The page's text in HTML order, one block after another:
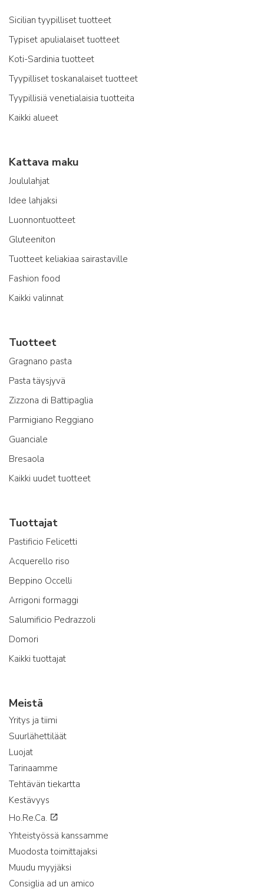
Sicilian tyypilliset tuotteet
Typiset apulialaiset tuotteet
Koti-Sardinia tuotteet
Tyypilliset toskanalaiset tuotteet
Tyypillisiä venetialaisia tuotteita
Kaikki alueet
Kattava maku
Joululahjat
Idee lahjaksi
Luonnontuotteet
Gluteeniton
Tuotteet keliakiaa sairastaville
Fashion food
Kaikki valinnat
Tuotteet
Gragnano pasta
Pasta täysjyvä
Zizzona di Battipaglia
Parmigiano Reggiano
Guanciale
Bresaola
Kaikki uudet tuotteet
Tuottajat
Pastificio Felicetti
Acquerello riso
Beppino Occelli
Arrigoni formaggi
Salumificio Pedrazzoli
Domori
Kaikki tuottajat
Meistä
Yritys ja tiimi
Suurlähettiläät
Luojat
Tarinaamme
Tehtävän tiekartta
Kestävyys
Ho.Re.Ca.
Yhteistyössä kanssamme
Muodosta toimittajaksi
Muudu myyjäksi
Consiglia ad un amico